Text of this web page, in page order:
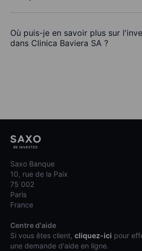
Où puis-je en savoir plus sur
dans Clinica Baviera SA ?
Saxo Banque
10, rue de la Paix
75 002
Paris
France
Centre d'aide
Si vous êtes client, cliquez-ici pour
une demande d'aide en ligne.